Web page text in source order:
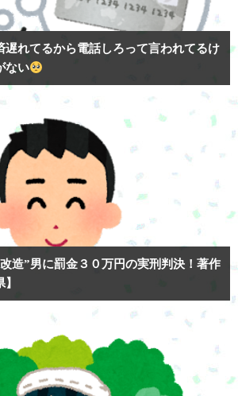
遅れてるから電話しろって言われてるけ
ない
造”男に罰金３０万円の実刑判決！著作